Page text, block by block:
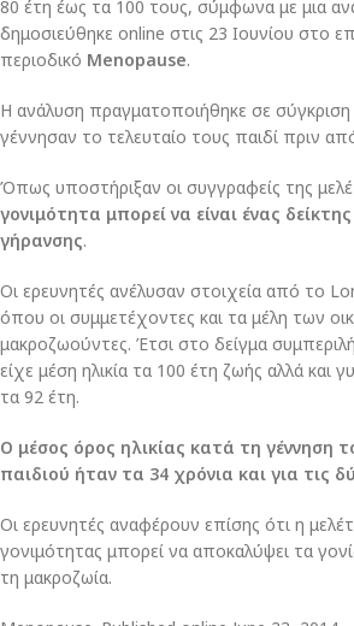
80 έτη έως τα 100 τους, σύμφωνα με μια
δημοσιεύθηκε online στις 23 Ιουνίου στο
περιοδικό Menopause.
Η ανάλυση πραγματοποιήθηκε σε σύγκριση
γέννησαν το τελευταίο τους παιδί πριν
Όπως υποστήριξαν οι συγγραφείς της
γονιμότητα μπορεί να είναι ένας
γήρανσης.
Οι ερευνητές ανέλυσαν στοιχεία από το
όπου οι συμμετέχοντες και τα μέλη των
μακροζωούντες. Έτσι στο δείγμα
είχε μέση ηλικία τα 100 έτη ζωής αλλά και
τα 92 έτη.
Ο μέσος όρος ηλικίας κατά τη γέννηση
παιδιού ήταν τα 34 χρόνια και για τις
Οι ερευνητές αναφέρουν επίσης ότι η
γονιμότητας μπορεί να αποκαλύψει τα
τη μακροζωία.